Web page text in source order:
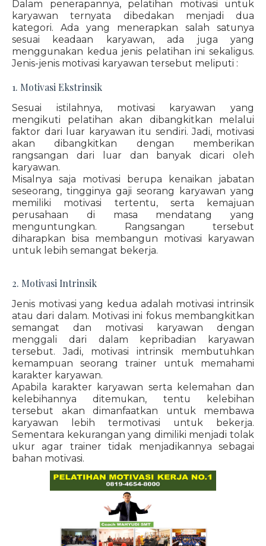
Dalam penerapannya, pelatihan motivasi untuk
karyawan ternyata dibedakan menjadi dua
kategori. Ada yang menerapkan salah satunya
sesuai keadaan karyawan, ada juga yang
menggunakan kedua jenis pelatihan ini sekaligus.
Jenis-jenis motivasi karyawan tersebut meliputi :
1. Motivasi Ekstrinsik
Sesuai istilahnya, motivasi karyawan yang
mengikuti pelatihan akan dibangkitkan melalui
faktor dari luar karyawan itu sendiri. Jadi, motivasi
akan dibangkitkan dengan memberikan
rangsangan dari luar dan banyak dicari oleh
karyawan.
Misalnya saja motivasi berupa kenaikan jabatan
seseorang, tingginya gaji seorang karyawan yang
memiliki motivasi tertentu, serta kemajuan
perusahaan di masa mendatang yang
menguntungkan. Rangsangan tersebut
diharapkan bisa membangun motivasi karyawan
untuk lebih semangat bekerja.
2. Motivasi Intrinsik
Jenis motivasi yang kedua adalah motivasi intrinsik
atau dari dalam. Motivasi ini fokus membangkitkan
semangat dan motivasi karyawan dengan
menggali dari dalam kepribadian karyawan
tersebut. Jadi, motivasi intrinsik membutuhkan
kemampuan seorang trainer untuk memahami
karakter karyawan.
Apabila karakter karyawan serta kelemahan dan
kelebihannya ditemukan, tentu kelebihan
tersebut akan dimanfaatkan untuk membawa
karyawan lebih termotivasi untuk bekerja.
Sementara kekurangan yang dimiliki menjadi tolak
ukur agar trainer tidak menjadikannya sebagai
bahan motivasi.